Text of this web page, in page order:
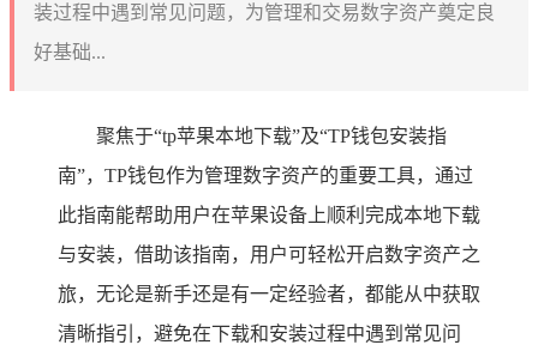
装过程中遇到常见问题，为管理和交易数字资产奠定良
好基础...
聚焦于“tp苹果本地下载”及“TP钱包安装指
南”，TP钱包作为管理数字资产的重要工具，通过
此指南能帮助用户在苹果设备上顺利完成本地下载
与安装，借助该指南，用户可轻松开启数字资产之
旅，无论是新手还是有一定经验者，都能从中获取
清晰指引，避免在下载和安装过程中遇到常见问